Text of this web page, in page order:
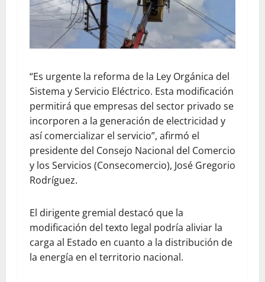
“Es urgente la reforma de la Ley Orgánica del
Sistema y Servicio Eléctrico. Esta modificación
permitirá que empresas del sector privado se
incorporen a la generación de electricidad y
así comercializar el servicio”, afirmó el
presidente del Consejo Nacional del Comercio
y los Servicios (Consecomercio), José Gregorio
Rodríguez.
El dirigente gremial destacó que la
modificación del texto legal podría aliviar la
carga al Estado en cuanto a la distribución de
la energía en el territorio nacional.